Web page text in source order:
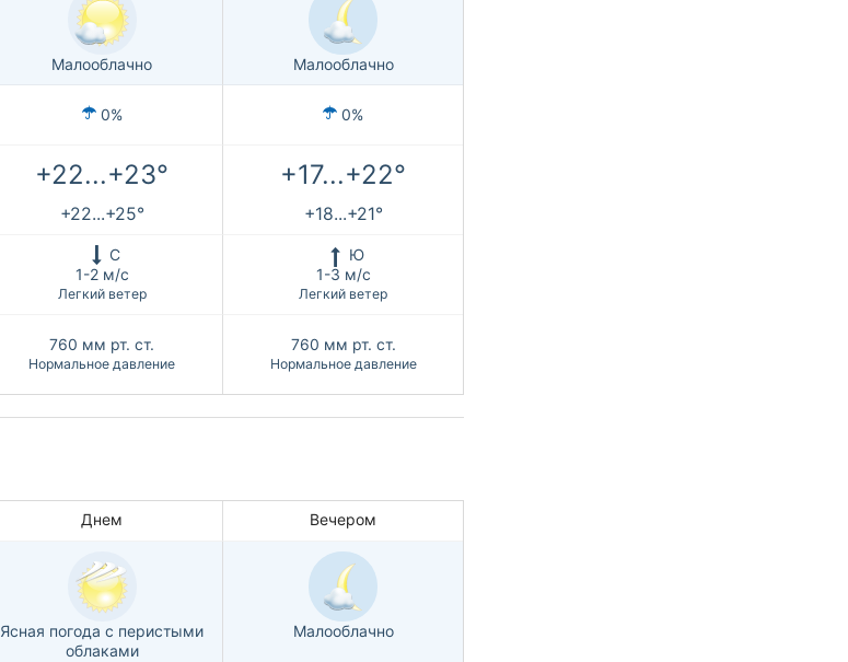
Малооблачно Малооблачно
0% 0%
+22...+23° +17...+22°
+22...+25° +18...+21°
С
1-2 м/с
Легкий ветер
Ю
1-3 м/с
Легкий ветер
760 мм рт. ст.
Нормальное давление
760 мм рт. ст.
Нормальное давление
Днем Вечером
Ясная погода с перистыми
облаками
Малооблачно